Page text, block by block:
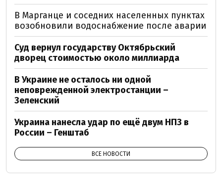
В Марганце и соседних населенных пунктах
возобновили водоснабжение после аварии
Суд вернул государству Октябрьский
дворец стоимостью около миллиарда
В Украине не осталось ни одной
неповрежденной электростанции –
Зеленский
Украина нанесла удар по ещё двум НПЗ в
России – Генштаб
ВСЕ НОВОСТИ